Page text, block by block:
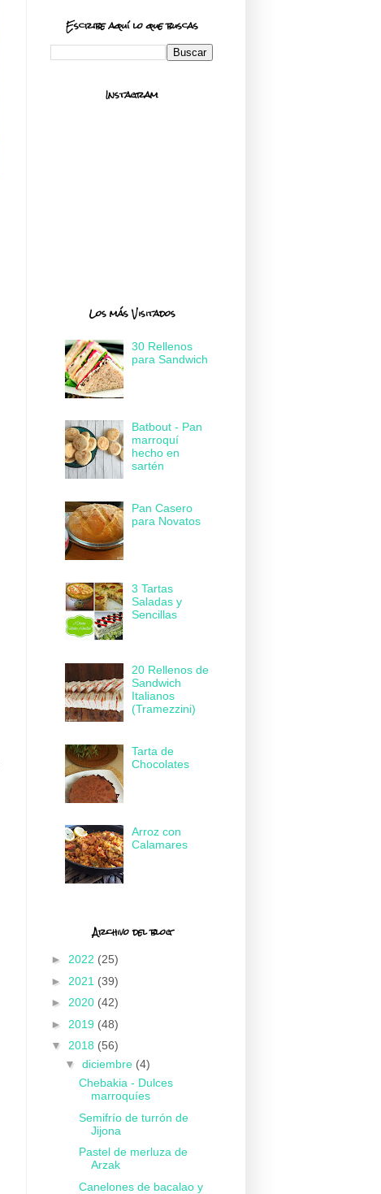
Escribe aquí lo que buscas
Instagram
Los más Visitados
30 Rellenos
para Sandwich
Batbout - Pan
marroquí
hecho en
sartén
Pan Casero
para Novatos
3 Tartas
Saladas y
Sencillas
20 Rellenos de
Sandwich
Italianos
(Tramezzini)
Tarta de
Chocolates
Arroz con
Calamares
Archivo del blog
► 2022 (25)
► 2021 (39)
► 2020 (42)
► 2019 (48)
▼ 2018 (56)
▼ diciembre (4)
Chebakia - Dulces
marroquíes
Semifrío de turrón de
Jijona
Pastel de merluza de
Arzak
Canelones de bacalao y